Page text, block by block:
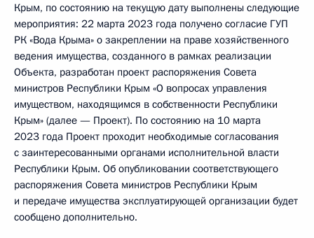
Крым, по состоянию на текущую дату выполнены следующие
мероприятия: 22 марта 2023 года получено согласие ГУП
РК «Вода Крыма» о закреплении на праве хозяйственного
ведения имущества, созданного в рамках реализации
Объекта, разработан проект распоряжения Совета
министров Республики Крым «О вопросах управления
имуществом, находящимся в собственности Республики
Крым» (далее — Проект). По состоянию на 10 марта
2023 года Проект проходит необходимые согласования
с заинтересованными органами исполнительной власти
Республики Крым. Об опубликовании соответствующего
распоряжения Совета министров Республики Крым
и передаче имущества эксплуатирующей организации будет
сообщено дополнительно.